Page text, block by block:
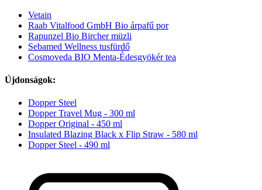
Vetain
Raab Vitalfood GmbH Bio árpafű por
Rapunzel Bio Bircher müzli
Sebamed Wellness tusfürdő
Cosmoveda BIO Menta-Édesgyökér tea
Újdonságok:
Dopper Steel
Dopper Travel Mug - 300 ml
Dopper Original - 450 ml
Insulated Blazing Black x Flip Straw - 580 ml
Dopper Steel - 490 ml